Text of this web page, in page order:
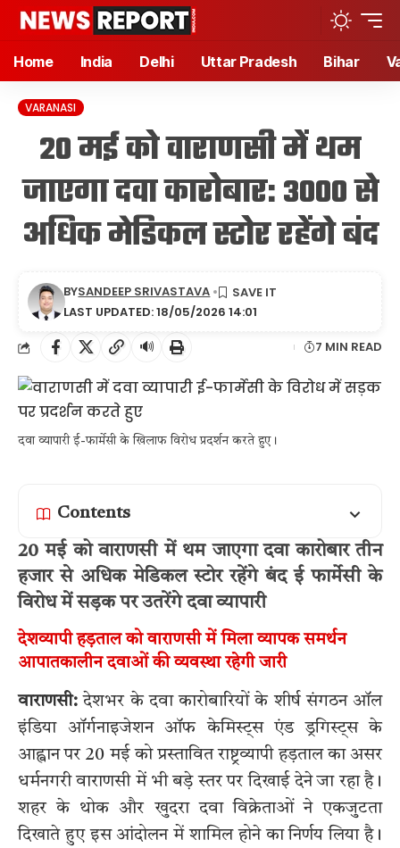
Home India Delhi Uttar Pradesh Bihar
VARANASI
20 मई को वाराणसी में थम
जाएगा दवा कारोबार: 3000 से
अधिक मेडिकल स्टोर रहेंगे बंद
LAST UPDATED: 18/05/2026 14:01
BYSANDEEP SRIVASTAVA
🔊 7 MIN READ
दवा व्यापारी ई-फार्मेसी के खिलाफ विरोध प्रदर्शन करते हुए।
Contents
20 मई को वाराणसी में थम जाएगा दवा कारोबार तीन
हजार से अधिक मेडिकल स्टोर रहेंगे बंद ई फार्मेसी के
विरोध में सड़क पर उतरेंगे दवा व्यापारी
देशव्यापी हड़ताल को वाराणसी में मिला व्यापक समर्थन
आपातकालीन दवाओं की व्यवस्था रहेगी जारी
वाराणसी: देशभर के दवा कारोबारियों के शीर्ष संगठन ऑल
इंडिया ऑर्गनाइजेशन ऑफ केमिस्ट्स एंड ड्रगिस्ट्स के
आह्वान पर 20 मई को प्रस्तावित राष्ट्रव्यापी हड़ताल का असर
धर्मनगरी वाराणसी में भी बड़े स्तर पर दिखाई देने जा रहा है।
शहर के थोक और खुदरा दवा विक्रेताओं ने एकजुटता
दिखाते हुए इस आंदोलन में शामिल होने का निर्णय लिया है।